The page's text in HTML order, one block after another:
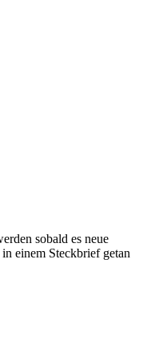
sobald es neue
einem Steckbrief getan